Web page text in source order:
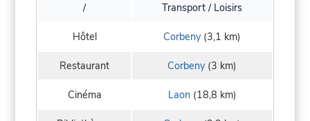
/ Transport / Loisirs
Hôtel Corbeny (3,1 km)
Restaurant Corbeny (3 km)
Cinéma Laon(18,8 km)